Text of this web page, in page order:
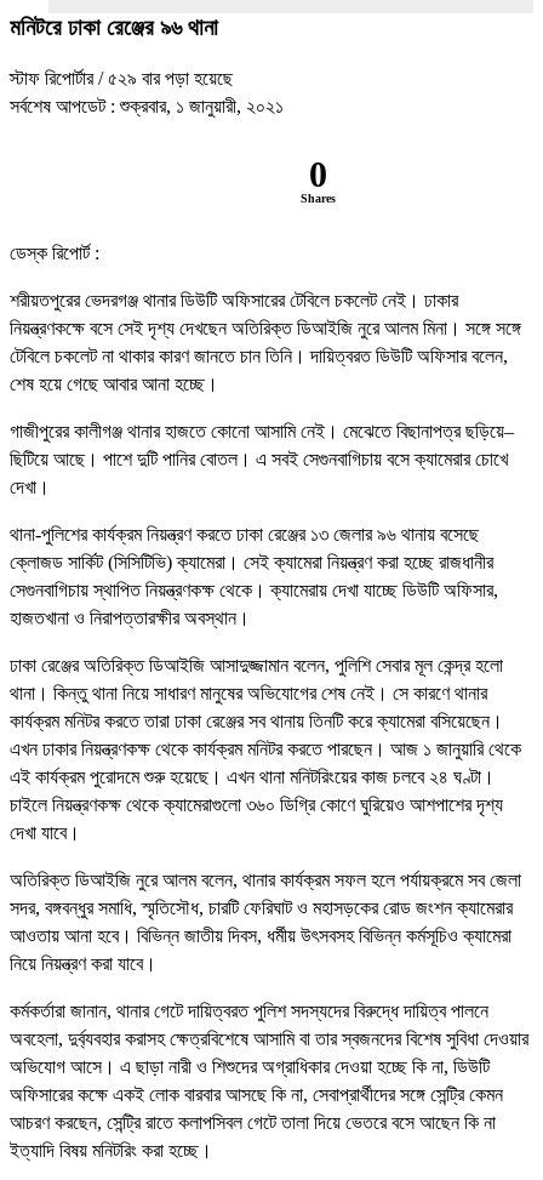
মনিটরে ঢাকা রেঞ্জের ৯৬ থানা
স্টাফ রিপোর্টার/ ৫২৯ বার পড়া হয়েছে
সর্বশেষ আপডেট : শুক্রবার, ১ জানুয়ারী, ২০২১
0
Shares
ডেস্ক রিপোর্ট :
শরীয়তপুরের ভেদরগঞ্জ থানার ডিউটি অফিসারের টেবিলে চকলেট নেই। ঢাকার
নিয়ন্ত্রণকক্ষে বসে সেই দৃশ্য দেখছেন অতিরিক্ত ডিআইজি নুরে আলম মিনা। সঙ্গে সঙ্গে
টেবিলে চকলেট না থাকার কারণ জানতে চান তিনি। দায়িত্বরত ডিউটি অফিসার বলেন,
শেষ হয়ে গেছে আবার আনা হচ্ছে।
গাজীপুরের কালীগঞ্জ থানার হাজতে কোনো আসামি নেই। মেঝেতে বিছানাপত্র ছড়িয়ে–
ছিটিয়ে আছে। পাশে দুটি পানির বোতল। এ সবই সেগুনবাগিচায় বসে ক্যামেরার চোখে
দেখা।
থানা-পুলিশের কার্যক্রম নিয়ন্ত্রণ করতে ঢাকা রেঞ্জের ১৩ জেলার ৯৬ থানায় বসেছে
ক্লোজড সার্কিট (সিসিটিভি) ক্যামেরা। সেই ক্যামেরা নিয়ন্ত্রণ করা হচ্ছে রাজধানীর
সেগুনবাগিচায় স্থাপিত নিয়ন্ত্রণকক্ষ থেকে। ক্যামেরায় দেখা যাচ্ছে ডিউটি অফিসার,
হাজতখানা ও নিরাপত্তারক্ষীর অবস্থান।
ঢাকা রেঞ্জের অতিরিক্ত ডিআইজি আসাদুজ্জামান বলেন, পুলিশি সেবার মূল কেন্দ্র হলো
থানা। কিন্তু থানা নিয়ে সাধারণ মানুষের অভিযোগের শেষ নেই। সে কারণে থানার
কার্যক্রম মনিটর করতে তারা ঢাকা রেঞ্জের সব থানায় তিনটি করে ক্যামেরা বসিয়েছেন।
এখন ঢাকার নিয়ন্ত্রণকক্ষ থেকে কার্যক্রম মনিটর করতে পারছেন। আজ ১ জানুয়ারি থেকে
এই কার্যক্রম পুরোদমে শুরু হয়েছে। এখন থানা মনিটরিংয়ের কাজ চলবে ২৪ ঘণ্টা।
চাইলে নিয়ন্ত্রণকক্ষ থেকে ক্যামেরাগুলো ৩৬০ ডিগ্রি কোণে ঘুরিয়েও আশপাশের দৃশ্য
দেখা যাবে।
অতিরিক্ত ডিআইজি নুরে আলম বলেন, থানার কার্যক্রম সফল হলে পর্যায়ক্রমে সব জেলা
সদর, বঙ্গবন্ধুর সমাধি, স্মৃতিসৌধ, চারটি ফেরিঘাট ও মহাসড়কের রোড জংশন ক্যামেরার
আওতায় আনা হবে। বিভিন্ন জাতীয় দিবস, ধর্মীয় উৎসবসহ বিভিন্ন কর্মসূচিও ক্যামেরা
নিয়ে নিয়ন্ত্রণ করা যাবে।
কর্মকর্তারা জানান, থানার গেটে দায়িত্বরত পুলিশ সদস্যদের বিরুদ্ধে দায়িত্ব পালনে
অবহেলা, দুর্ব্যবহার করাসহ ক্ষেত্রবিশেষে আসামি বা তার স্বজনদের বিশেষ সুবিধা দেওয়ার
অভিযোগ আসে। এ ছাড়া নারী ও শিশুদের অগ্রাধিকার দেওয়া হচ্ছে কি না, ডিউটি
অফিসারের কক্ষে একই লোক বারবার আসছে কি না, সেবাপ্রার্থীদের সঙ্গে সেন্ট্রি কেমন
আচরণ করছেন, সেন্ট্রি রাতে কলাপসিবল গেটে তালা দিয়ে ভেতরে বসে আছেন কি না
ইত্যাদি বিষয় মনিটরিং করা হচ্ছে।